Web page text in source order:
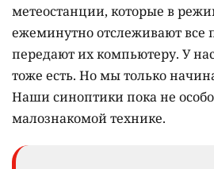
метеостанции, которые в
ежеминутно отслеживают все
передают их компьютеру. У
тоже есть. Но мы только
Наши синоптики пока не
малознакомой технике.